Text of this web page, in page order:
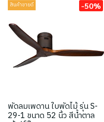
สินค้าขายดี -50%
พัดลมเพดาน ใบพัดไม้ รุ่น S-
29-1 ขนาด 52 นิ้ว สีน้ำตาล